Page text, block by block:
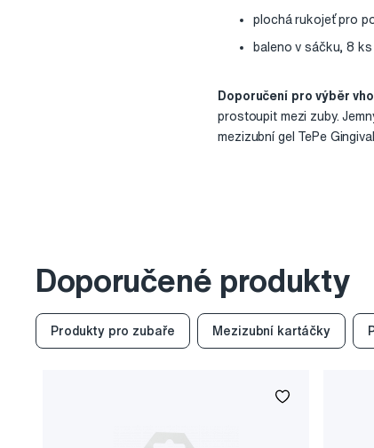
plochá rukojeť pro
baleno v sáčku, 8
Doporučení pro výběr
prostoupit mezi zuby.
mezizubní gel TePe
Doporučené produkty
Produkty pro zubaře Mezizubní kartáčky